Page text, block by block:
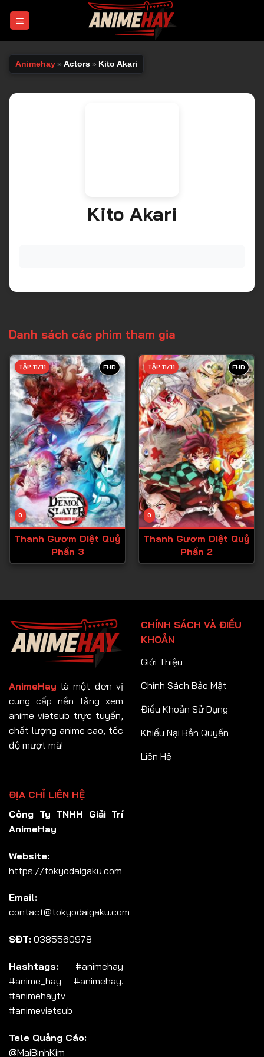
Animehay » Actors » Kito Akari
Kito Akari
Danh sách các phim tham gia
FHD
0
TẬP 11/11
Thanh Gươm Diệt Quỷ
Phần 3
FHD
0
TẬP 11/11
Thanh Gươm Diệt Quỷ
Phần 2
AnimeHay là một đơn vị
cung cấp nền tảng xem
anime vietsub trực tuyến,
chất lượng anime cao, tốc
độ mượt mà!
CHÍNH SÁCH VÀ ĐIỀU
KHOẢN
Giới Thiệu
Chính Sách Bảo Mật
Điều Khoản Sử Dụng
Khiếu Nại Bản Quyền
Liên Hệ
ĐỊA CHỈ LIÊN HỆ
Công Ty TNHH Giải Trí
AnimeHay
Website:
https://tokyodaigaku.com
Email:
contact@tokyodaigaku.com
SĐT: 0385560978
Hashtags: #animehay
#anime_hay #animehay.
#animehaytv
#animevietsub
Tele Quảng Cáo:
@MaiBinhKim